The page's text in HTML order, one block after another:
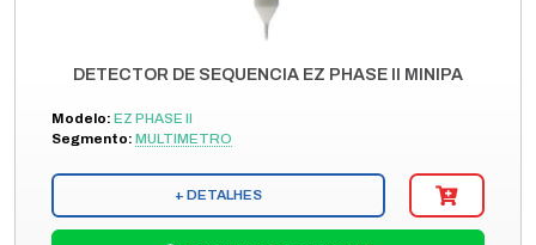
DETECTOR DE SEQUENCIA EZ PHASE II MINIPA
Modelo: EZ PHASE II
Segmento: MULTIMETRO
+ DETALHES